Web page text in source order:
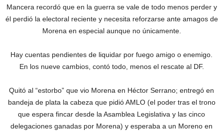
Mancera recordó que en la guerra se vale de todo menos perder y
él perdió la electoral reciente y necesita reforzarse ante amagos de
Morena en especial aunque no únicamente.
Hay cuentas pendientes de liquidar por fuego amigo o enemigo.
En los nueve cambios, contó todo, menos el rescate al DF.
Quitó al “estorbo” que vio Morena en Héctor Serrano; entregó en
bandeja de plata la cabeza que pidió AMLO (el poder tras el trono
que espera fincar desde la Asamblea Legislativa y las cinco
delegaciones ganadas por Morena) y esperaba a un Moreno en